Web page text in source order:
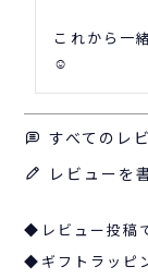
これから一
☺️
すべてのレ
レビューを
◆レビュー投稿
◆ギフトラッピ